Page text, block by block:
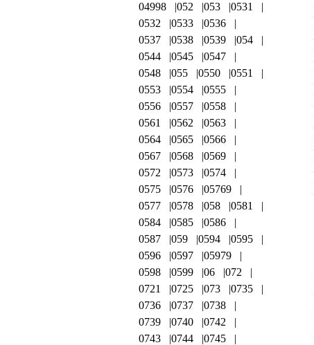
04998
052 053
0531
0532
0533
0536
0537
0538 0539
054
0544
0545
0547
0548
055 0550
0551
0553
0554
0555
0556
0557
0558
0561
0562
0563
0564
0565
0566
0567
0568
0569
0572
0573
0574
0575
0576
05769
0577
0578 058
0581
0584
0585
0586
0587
059 0594
0595
0596
0597
05979
0598
0599 06
072
0721
0725 073
0735
0736
0737
0738
0739
0740
0742
0743
0744
0745